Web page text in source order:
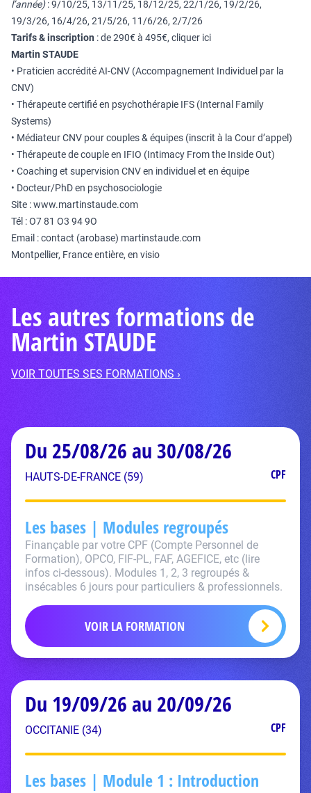
l’année): 9/10/25, 13/11/25, 18/12/25, 22/1/26, 19/2/26,
19/3/26, 16/4/26, 21/5/26, 11/6/26, 2/7/26
Tarifs & inscription : de 290€ à 495€, cliquer ici
Martin STAUDE
• Praticien accrédité AI-CNV (Accompagnement Individuel par la
CNV)
• Thérapeute certifié en psychothérapie IFS (Internal Family
Systems)
• Médiateur CNV pour couples & équipes (inscrit à la Cour d’appel)
• Thérapeute de couple en IFIO (Intimacy From the Inside Out)
• Coaching et supervision CNV en individuel et en équipe
• Docteur/PhD en psychosociologie
Site :www.martinstaude.com
Tél : O7 81 O3 94 9O
Email : contact (arobase) martinstaude.com
Montpellier, France entière, en visio
Les autres formations de
Martin STAUDE
VOIR TOUTES SES FORMATIONS ›
Du 25/08/26 au 30/08/26
HAUTS-DE-FRANCE (59) CPF
Les bases | Modules regroupés
Finançable par votre CPF (Compte Personnel de
Formation), OPCO, FIF-PL, FAF, AGEFICE, etc (lire
infos ci-dessous). Modules 1, 2, 3 regroupés &
insécables 6 jours pour particuliers & professionnels.
VOIR LA FORMATION
Du 19/09/26 au 20/09/26
OCCITANIE (34) CPF
Les bases | Module 1 : Introduction